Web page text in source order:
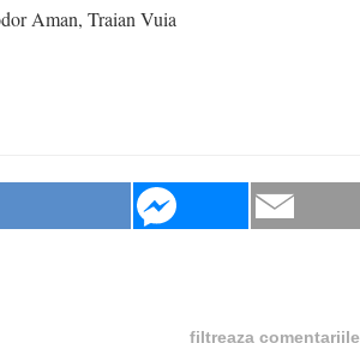
Aman, Traian Vuia
filtreaza comentariile